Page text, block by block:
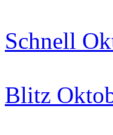
Schnell
Blitz